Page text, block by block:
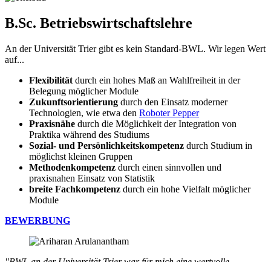
B.Sc. Betriebswirtschaftslehre
An der Universität Trier gibt es kein Standard-BWL. Wir legen Wert
auf...
Flexibilität durch ein hohes Maß an Wahlfreiheit in der
Belegung möglicher Module
Zukunftsorientierung durch den Einsatz moderner
Technologien, wie etwa den Roboter Pepper
Praxisnähe durch die Möglichkeit der Integration von
Praktika während des Studiums
Sozial- und Persönlichkeitskompetenz durch Studium in
möglichst kleinen Gruppen
Methodenkompetenz durch einen sinnvollen und
praxisnahen Einsatz von Statistik
breite Fachkompetenz durch ein hohe Vielfalt möglicher
Module
BEWERBUNG